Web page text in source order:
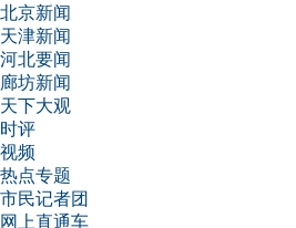
北京新闻
天津新闻
河北要闻
廊坊新闻
天下大观
时评
视频
热点专题
市民记者团
网上直通车